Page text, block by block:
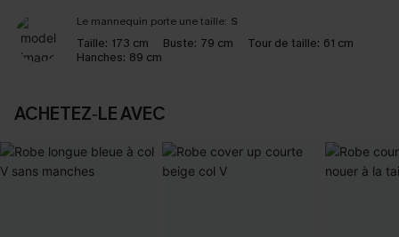
Le mannequin porte une taille: S
Taille: 173 cm Buste: 79 cm Tour de taille: 61 cm
Hanches: 89 cm
ACHETEZ‑LE AVEC